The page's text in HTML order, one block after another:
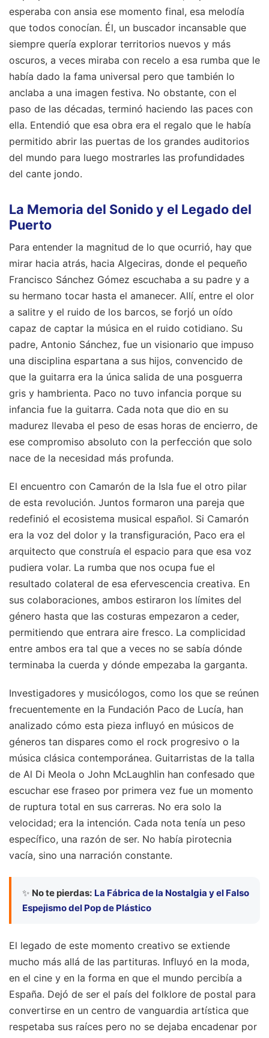
esperaba con ansia ese momento final, esa melodía
que todos conocían. Él, un buscador incansable que
siempre quería explorar territorios nuevos y más
oscuros, a veces miraba con recelo a esa rumba que le
había dado la fama universal pero que también lo
anclaba a una imagen festiva. No obstante, con el
paso de las décadas, terminó haciendo las paces con
ella. Entendió que esa obra era el regalo que le había
permitido abrir las puertas de los grandes auditorios
del mundo para luego mostrarles las profundidades
del cante jondo.
La Memoria del Sonido y el Legado del
Puerto
Para entender la magnitud de lo que ocurrió, hay que
mirar hacia atrás, hacia Algeciras, donde el pequeño
Francisco Sánchez Gómez escuchaba a su padre y a
su hermano tocar hasta el amanecer. Allí, entre el olor
a salitre y el ruido de los barcos, se forjó un oído
capaz de captar la música en el ruido cotidiano. Su
padre, Antonio Sánchez, fue un visionario que impuso
una disciplina espartana a sus hijos, convencido de
que la guitarra era la única salida de una posguerra
gris y hambrienta. Paco no tuvo infancia porque su
infancia fue la guitarra. Cada nota que dio en su
madurez llevaba el peso de esas horas de encierro, de
ese compromiso absoluto con la perfección que solo
nace de la necesidad más profunda.
El encuentro con Camarón de la Isla fue el otro pilar
de esta revolución. Juntos formaron una pareja que
redefinió el ecosistema musical español. Si Camarón
era la voz del dolor y la transfiguración, Paco era el
arquitecto que construía el espacio para que esa voz
pudiera volar. La rumba que nos ocupa fue el
resultado colateral de esa efervescencia creativa. En
sus colaboraciones, ambos estiraron los límites del
género hasta que las costuras empezaron a ceder,
permitiendo que entrara aire fresco. La complicidad
entre ambos era tal que a veces no se sabía dónde
terminaba la cuerda y dónde empezaba la garganta.
Investigadores y musicólogos, como los que se reúnen
frecuentemente en la Fundación Paco de Lucía, han
analizado cómo esta pieza influyó en músicos de
géneros tan dispares como el rock progresivo o la
música clásica contemporánea. Guitarristas de la talla
de Al Di Meola o John McLaughlin han confesado que
escuchar ese fraseo por primera vez fue un momento
de ruptura total en sus carreras. No era solo la
velocidad; era la intención. Cada nota tenía un peso
específico, una razón de ser. No había pirotecnia
vacía, sino una narración constante.
✨ No te pierdas: La Fábrica de la Nostalgia y el Falso
Espejismo del Pop de Plástico
El legado de este momento creativo se extiende
mucho más allá de las partituras. Influyó en la moda,
en el cine y en la forma en que el mundo percibía a
España. Dejó de ser el país del folklore de postal para
convertirse en un centro de vanguardia artística que
respetaba sus raíces pero no se dejaba encadenar por